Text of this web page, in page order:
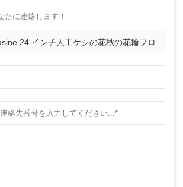
たに連絡します！
24 インチ人工ケシの花秋の花輪フロ
秋の収穫の装飾